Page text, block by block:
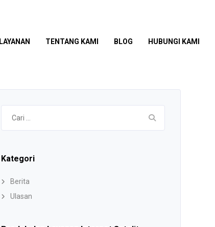
LAYANAN TENTANG KAMI BLOG HUBUNGI KAMI
Cari
untuk:
Kategori
Berita
Ulasan